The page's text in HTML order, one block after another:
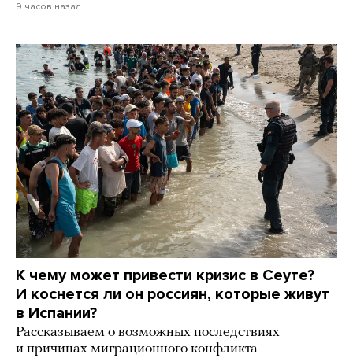
9 часов назад
К чему может привести кризис в Сеуте?
И коснется ли он россиян, которые живут
в Испании?
Рассказываем о возможных последствиях
и причинах миграционного конфликта